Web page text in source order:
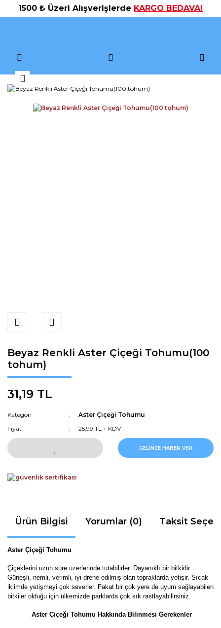
1500 ₺ Üzeri Alışverişlerde KARGO BEDAVA!
Beyaz Renkli Aster Çiçeği Tohumu(100
tohum)
31,19 TL
Kategori
Aster Çiçeği Tohumu
Fiyat
25,99 TL + KDV
GELİNCE HABER VER
Ürün Bilgisi Yorumlar (0) Taksit
Aster Çiçeği Tohumu
Çiçeklerini uzun süre üzerlerinde tutabilirler. Dayanıklı bir bitkidir.
Güneşli, nemli, verimli, iyi drene edilmiş olan topraklarda yetişir. Sıcak
iklimde yetişmeyi çok severler. Fakat bir çok yere de uyum sağlayabilen
bitkiler olduğu için ülkemizde parklarda çok sık rastlayabilirsiniz.
Aster Çiçeği Tohumu Hakkında Bilinmesi Gerekenler